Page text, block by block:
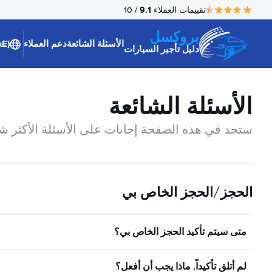
تقييمات العملاء 9.1
/ 10
بروكسل
دليل تأجير السياراتالأسئلة الشائعةدعم العملاء (AE)
الأسئلة الشائعة
ستجد في هذه الصفحة إجابات على الأسئلة الأكثر
الحجز/الحجز الخاص بي
متى سيتم تأكيد الحجز الخاص بي؟
لم أتلق تأكيداً. ماذا يجب أن أفعل؟